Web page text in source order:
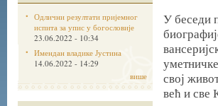
Одлични резултати пријемног
испита за упис у богословије
23.06.2022 - 10:34
Имендан владике Јустина
14.06.2022 - 14:29
више
У беседи
свој
већ и све